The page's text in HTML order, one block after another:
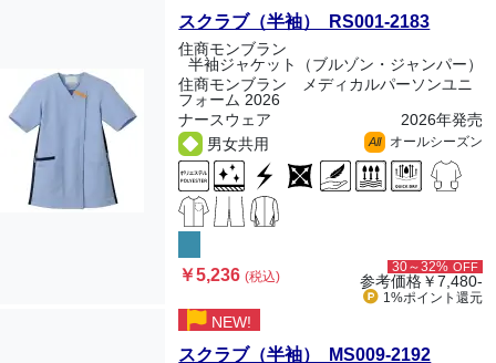
スクラブ（半袖） RS001-2183
住商モンブラン
半袖ジャケット（ブルゾン・ジャンパー）
住商モンブラン メディカルパーソンユニ
フォーム 2026
ナースウェア
2026年発売
男女共用
All オールシーズン
￥5,236(税込)
30～32% OFF
参考価格￥7,480-
1%ポイント 還元
NEW!
スクラブ（半袖） MS009-2192